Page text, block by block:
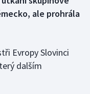
ale prohrála
Evropy Slovinci
dalším